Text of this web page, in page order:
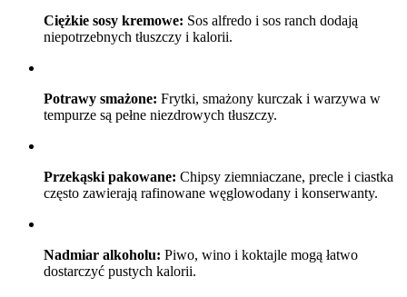
Ciężkie sosy kremowe: Sos alfredo i sos ranch dodają
niepotrzebnych tłuszczy i kalorii.
Potrawy smażone: Frytki, smażony kurczak i warzywa w
tempurze są pełne niezdrowych tłuszczy.
Przekąski pakowane: Chipsy ziemniaczane, precle i ciastka
często zawierają rafinowane węglowodany i konserwanty.
Nadmiar alkoholu: Piwo, wino i koktajle mogą łatwo
dostarczyć pustych kalorii.